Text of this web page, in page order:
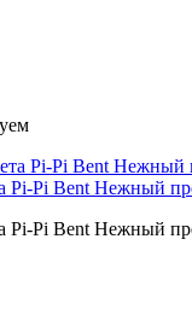
Pi-Pi Bent Нежный
Pi-Pi Bent Нежный